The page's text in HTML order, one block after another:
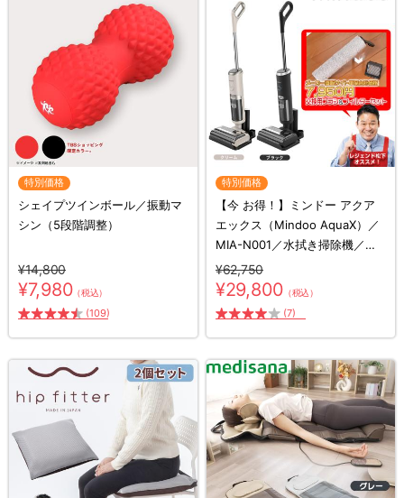
特別価格
シェイプツインボール／振動マ
シン（5段階調整）
¥14,800
¥7,980（税込）
(109)
特別価格
【今 お得！】ミンドー アクア
エックス（Mindoo AquaX）／
MIA-N001／水拭き掃除機／コ
ードレス掃除機／スティック掃
除機
¥62,750
¥29,800（税込）
(7)